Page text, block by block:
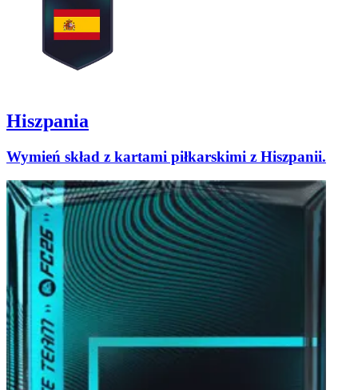
Hiszpania
Wymień skład z kartami piłkarskimi z Hiszpanii.